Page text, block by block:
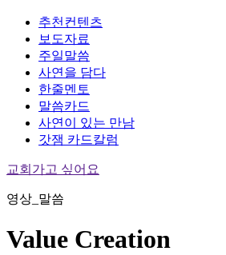
추천컨텐츠
보도자료
주일말씀
사연을 담다
한줄멘토
말씀카드
사연이 있는 만남
갓잼 카드칼럼
교회가고 싶어요
영상_말씀
Value Creation